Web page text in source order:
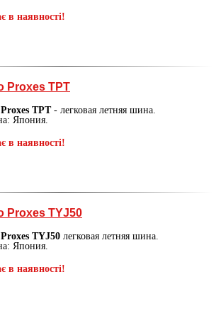
в наявності!
Proxes TPT
TPT- легковая летняя шина.
Япония.
в наявності!
Proxes TYJ50
TYJ50 легковая летняя шина.
Япония.
в наявності!